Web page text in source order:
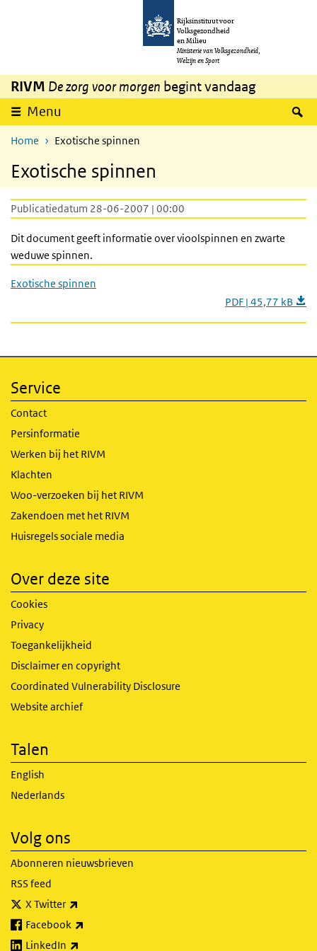
Overslaan en naar de inhoud gaan
Rijksinstituut voor
Volksgezondheid
en Milieu
Ministerie van Volksgezondheid,
Welzijn en Sport
RIVM De zorg voor morgen begint vandaag
Menu
Home Exotische spinnen
Exotische spinnen
Publicatiedatum 28-06-2007 | 00:00
Dit document geeft informatie over vioolspinnen en zwarte
weduwe spinnen.
Exotische spinnen
PDF | 45,77 kB
Service
Contact
Persinformatie
Werken bij het RIVM
Klachten
Woo-verzoeken bij het RIVM
Zakendoen met het RIVM
Huisregels sociale media
Over deze site
Cookies
Privacy
Toegankelijkheid
Disclaimer en copyright
Coordinated Vulnerability Disclosure
Website archief
Talen
English
Nederlands
Volg ons
Abonneren nieuwsbrieven
RSS feed
X Twitter
Facebook
LinkedIn